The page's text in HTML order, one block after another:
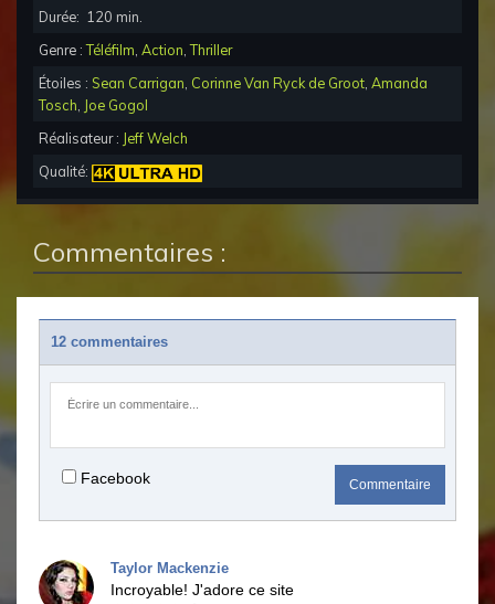
Durée: 120 min.
Genre :Téléfilm Action ,Thriller
Étoiles : Sean Carrigan Corinne Van Ryck de Groot Amanda
Tosch Joe Gogol
Réalisateur : Jeff Welch
Qualité:
Commentaires :
12 commentaires
Facebook Commentaire
Taylor Mackenzie
Incroyable! J'adore ce site